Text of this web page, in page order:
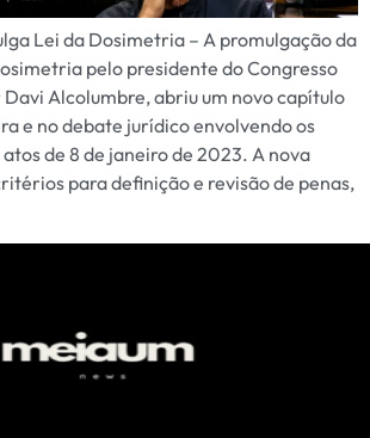
Lei da Dosimetria – A promulgação da
pelo presidente do Congresso
Alcolumbre, abriu um novo capítulo
e no debate jurídico envolvendo os
de 8 de janeiro de 2023. A nova
para definição e revisão de penas,